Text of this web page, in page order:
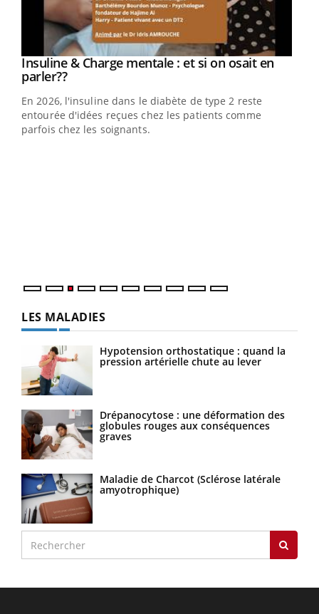
Youtube
Insuline & Charge mentale : et si on osait en
parler??Youtube
En 2026, l'insuline dans le diabète de type 2 reste
entourée d'idées reçues chez les patients comme
parfois chez les soignants.
LES MALADIES
Hypotension orthostatique : quand la
pression artérielle chute au lever
Drépanocytose : une déformation des
globules rouges aux conséquences
graves
Maladie de Charcot (Sclérose latérale
amyotrophique)